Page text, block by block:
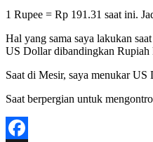
1 Rupee = Rp 191.31 saat ini.
Hal yang sama saya lakukan
US Dollar dibandingkan Rupiah
Saat di Mesir, saya menukar
Saat berpergian untuk